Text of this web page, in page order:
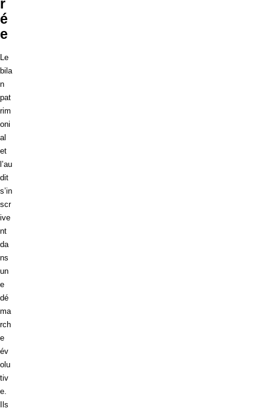
r
é
e
Le
bila
n
pat
rim
oni
al
et
l’au
dit
s’in
scr
ive
nt
da
ns
un
e
dé
ma
rch
e
év
olu
tiv
e.
Ils